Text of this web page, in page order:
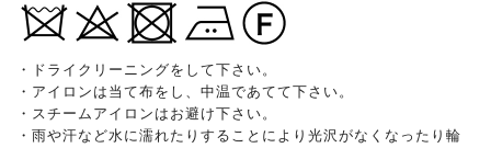
・ドライクリーニングをして下さい。
・アイロンは当て布をし、中温であてて下さい。
・スチームアイロンはお避け下さい。
・雨や汗など水に濡れたりすることにより光沢がなくなったり輪